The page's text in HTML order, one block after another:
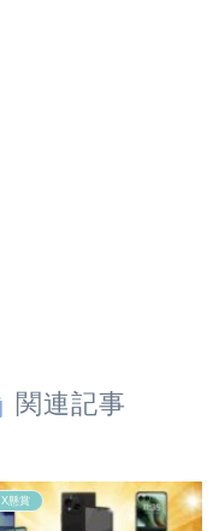
関連記事
X懸賞